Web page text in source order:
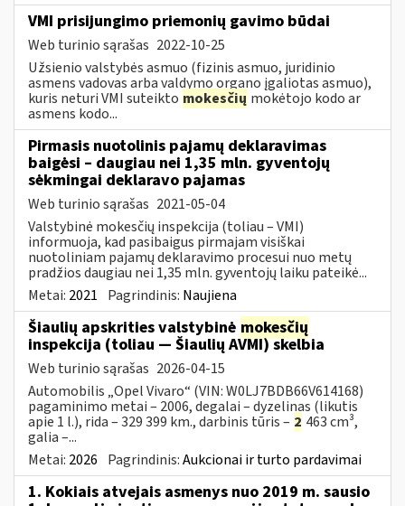
VMI prisijungimo priemonių gavimo būdai
Web turinio sąrašas 2022-10-25
Užsienio valstybės asmuo (fizinis asmuo, juridinio
asmens vadovas arba valdymo organo įgaliotas asmuo),
kuris neturi VMI suteikto mokesčių mokėtojo kodo ar
asmens kodo...
Pirmasis nuotolinis pajamų deklaravimas
baigėsi – daugiau nei 1,35 mln. gyventojų
sėkmingai deklaravo pajamas
Web turinio sąrašas 2021-05-04
Valstybinė mokesčių inspekcija (toliau – VMI)
informuoja, kad pasibaigus pirmajam visiškai
nuotoliniam pajamų deklaravimo procesui nuo metų
pradžios daugiau nei 1,35 mln. gyventojų laiku pateikė...
Metai: 2021 Pagrindinis: Naujiena
Šiaulių apskrities valstybinė mokesčių
inspekcija (toliau — Šiaulių AVMI) skelbia
Web turinio sąrašas 2026-04-15
Automobilis „Opel Vivaro“ (VIN: W0LJ7BDB66V614168)
pagaminimo metai – 2006, degalai – dyzelinas (likutis
apie 1 l.), rida – 329 399 km., darbinis tūris – 2 463 cm³,
galia –...
Metai: 2026 Pagrindinis:Aukcionai ir turto pardavimai
1. Kokiais atvejais asmenys nuo 2019 m. sausio